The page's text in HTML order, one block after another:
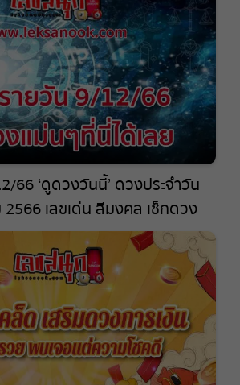
66 ‘ดูดวงวันนี้’ ดวงประจำวัน
2566 เลขเด่น สีมงคล เช็กดวง